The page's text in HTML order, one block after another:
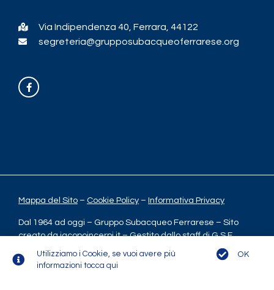
Via Indipendenza 40, Ferrara, 44122
segreteria@grupposubacqueoferrarese.org
Mappa del Sito – Cookie Policy – Informativa Privacy
Dal 1964 ad oggi – Gruppo Subacqueo Ferrarese – Sito
creato daiacopoincerpi.it– Gestito dallo staff di G.S.F.
Utilizziamo i Cookie, se vuoi avere più
informazioni tocca qui
OK